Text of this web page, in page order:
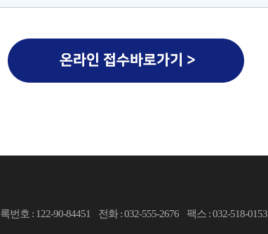
번호 : 122-90-84451 전화 : 032-555-2676 팩스 : 032-518-0153